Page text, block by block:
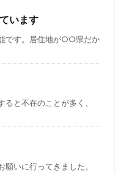
います
です。居住地が○○県だか
と不在のことが多く、
いに行ってきました。